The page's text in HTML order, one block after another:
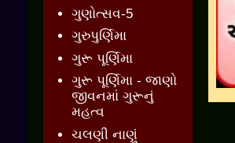
ગુણોત્સવ-5
ગુરુપુર્ણિમા
ગુરૂ પૂર્ણિમા
ગુરૂ પૂર્ણિમા - જાણો
જીવનમાં ગુરૂનું
મહત્વ
ચલણી નાણું